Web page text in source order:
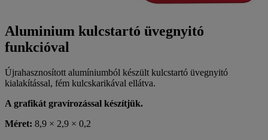
Aluminium kulcstartó üvegnyitó
funkcióval
Újrahasznosított alumíniumból készült kulcstartó üvegnyitó
kialakítással, fém kulcskarikával ellátva.
A grafikát gravírozással készítjük.
Méret: 8,9 × 2,9 × 0,2